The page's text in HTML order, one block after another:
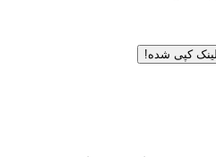
لینک کپی شده!